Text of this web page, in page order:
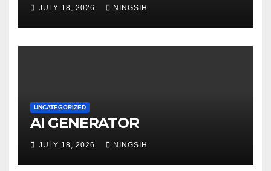
JULY 18, 2026 NINGSIH
UNCATEGORIZED
AI GENERATOR
JULY 18, 2026 NINGSIH